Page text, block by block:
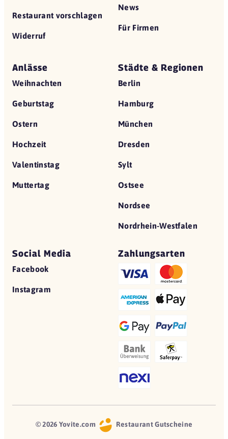
Restaurant vorschlagen
Widerruf
News
Für Firmen
Anlässe
Weihnachten
Geburtstag
Ostern
Hochzeit
Valentinstag
Muttertag
Städte & Regionen
Berlin
Hamburg
München
Dresden
Sylt
Ostsee
Nordsee
Nordrhein-Westfalen
Social Media
Facebook
Instagram
Zahlungsarten
© 2026 Yovite.com Restaurant Gutscheine